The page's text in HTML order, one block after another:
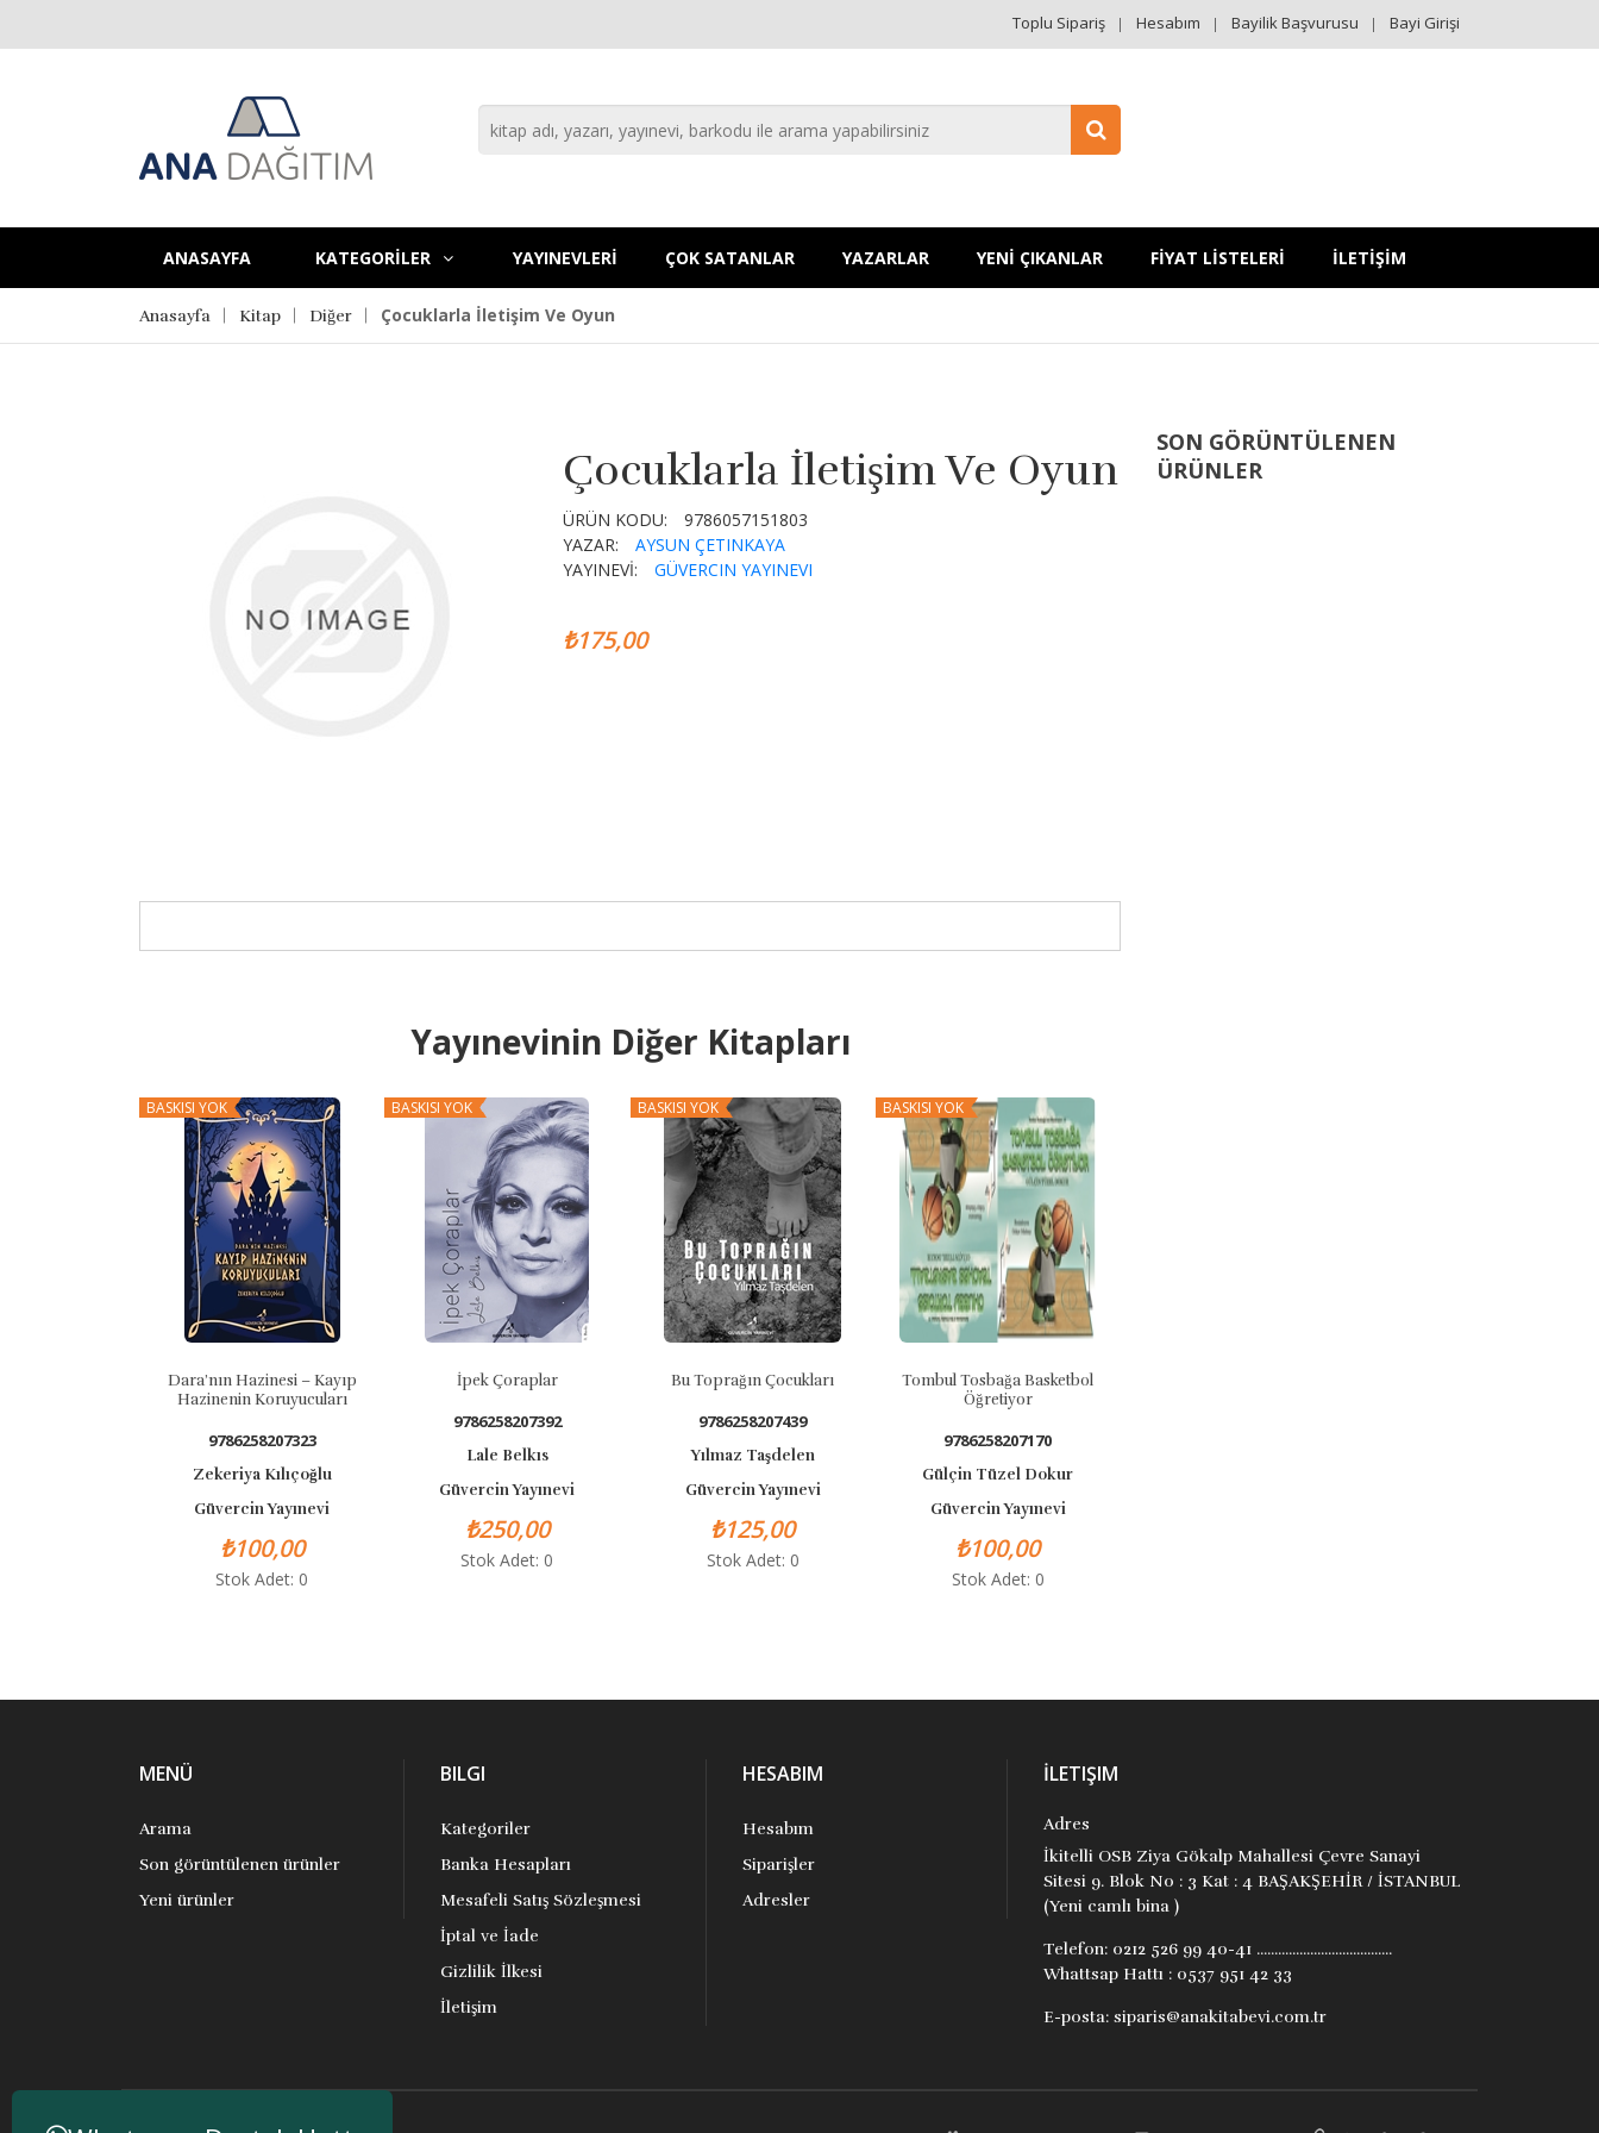
Toplu Sipariş Hesabım Bayilik Başvurusu Bayi Girişi
ANASAYFA KATEGORİLER YAYINEVLERİ ÇOK SATANLAR YAZARLAR YENİ ÇIKANLAR FİYAT LİSTELERİ İLETİŞİM
Anasayfa Kitap Diğer Çocuklarla İletişim Ve Oyun
Çocuklarla İletişim Ve Oyun
ÜRÜN KODU:
9786057151803
YAZAR:
AYSUN ÇETINKAYA
YAYINEVİ:
GÜVERCIN YAYINEVI
₺175,00
Yayınevinin Diğer Kitapları
BASKISI YOK
Dara’nın Hazinesi – Kayıp
Hazinenin Koruyucuları
9786258207323
Zekeriya Kılıçoğlu
Güvercin Yayınevi
₺100,00
Stok Adet: 0
BASKISI YOK
İpek Çoraplar
9786258207392
Lale Belkıs
Güvercin Yayınevi
₺250,00
Stok Adet: 0
BASKISI YOK
Bu Toprağın Çocukları
9786258207439
Yılmaz Taşdelen
Güvercin Yayınevi
₺125,00
Stok Adet: 0
BASKISI YOK
Tombul Tosbağa Basketbol
Öğretiyor
9786258207170
Gülçin Tüzel Dokur
Güvercin Yayınevi
₺100,00
Stok Adet: 0
SON GÖRÜNTÜLENEN
ÜRÜNLER
MENÜ
Arama
Son görüntülenen ürünler
Yeni ürünler
BILGI
Kategoriler
Banka Hesapları
Mesafeli Satış Sözleşmesi
İptal ve İade
Gizlilik İlkesi
İletişim
HESABIM
Hesabım
Siparişler
Adresler
İLETIŞIM
Adres
İkitelli OSB Ziya Gökalp Mahallesi Çevre Sanayi
Sitesi 9. Blok No : 3 Kat : 4 BAŞAKŞEHİR / İSTANBUL
(Yeni camlı bina )
Telefon: 0212 526 99 40-41 ......................................
Whattsap Hattı : 0537 951 42 33
E-posta: siparis@anakitabevi.com.tr